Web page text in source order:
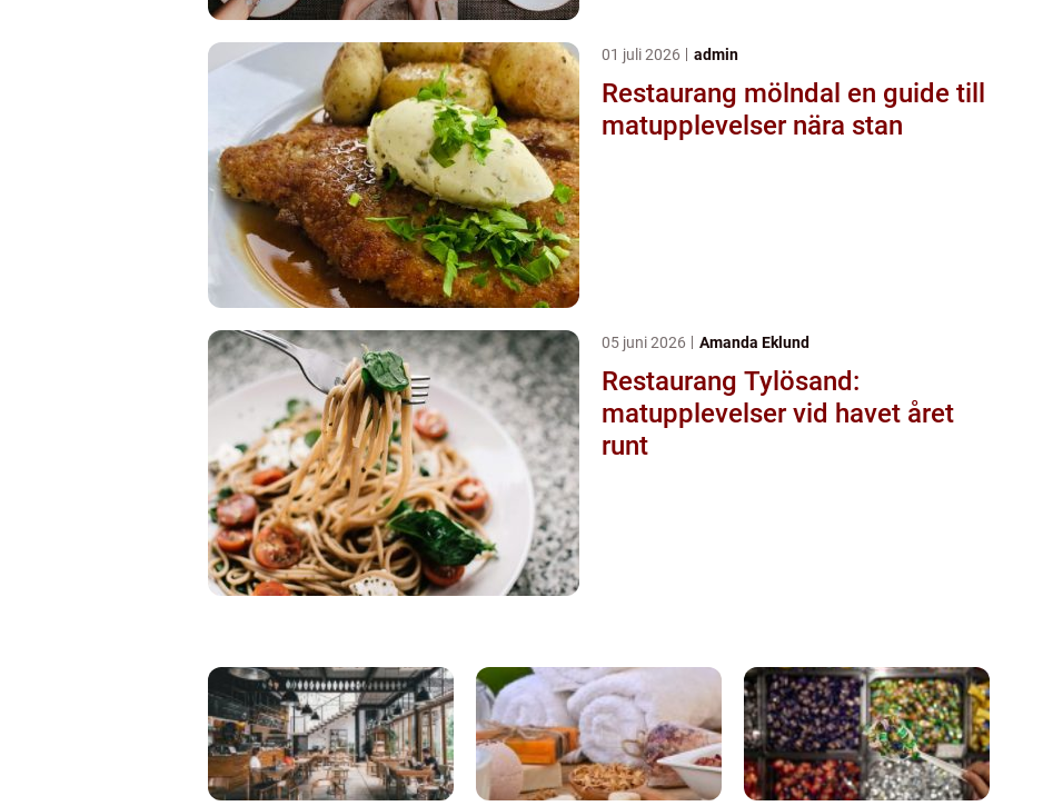
01 juli 2026 admin
Restaurang mölndal en guide till
matupplevelser nära stan
05 juni 2026 Amanda Eklund
Restaurang Tylösand:
matupplevelser vid havet året
runt